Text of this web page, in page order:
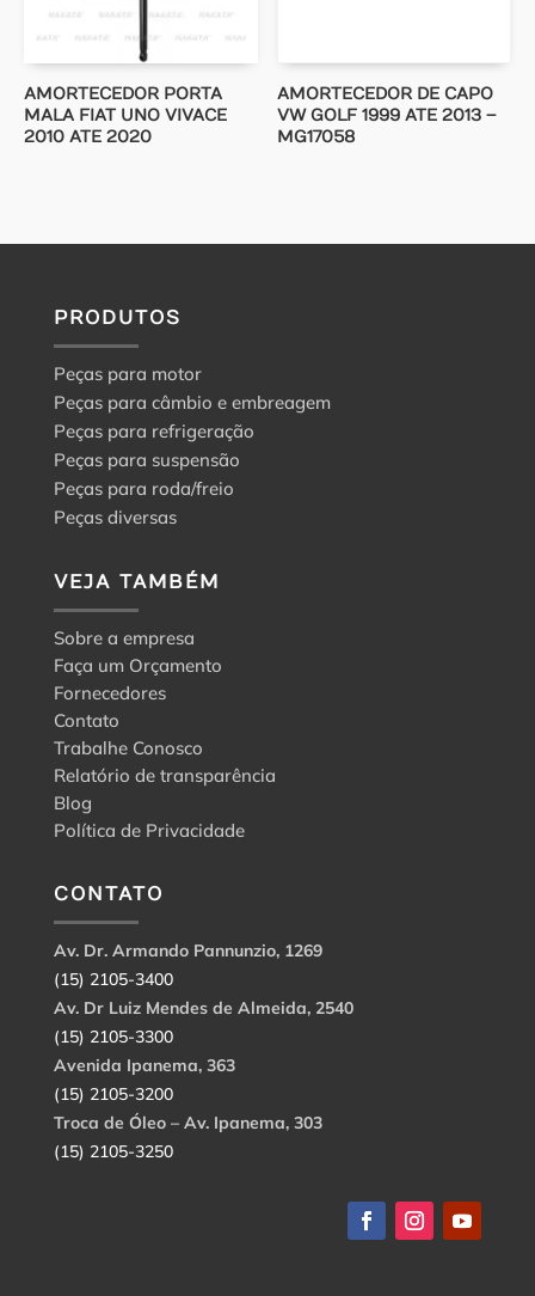
AMORTECEDOR PORTA
MALA FIAT UNO VIVACE
2010 ATE 2020
AMORTECEDOR DE CAPO
VW GOLF 1999 ATE 2013 –
MG17058
PRODUTOS
Peças para motor
Peças para câmbio e embreagem
Peças para refrigeração
Peças para suspensão
Peças para roda/freio
Peças diversas
VEJA TAMBÉM
Sobre a empresa
Faça um Orçamento
Fornecedores
Contato
Trabalhe Conosco
Relatório de transparência
Blog
Política de Privacidade
CONTATO
Av. Dr. Armando Pannunzio, 1269
(15) 2105-3400
Av. Dr Luiz Mendes de Almeida, 2540
(15) 2105-3300
Avenida Ipanema, 363
(15) 2105-3200
Troca de Óleo – Av. Ipanema, 303
(15) 2105-3250